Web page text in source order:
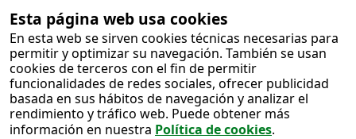
Esta página web usa cookies
En esta web se sirven cookies técnicas necesarias para
permitir y optimizar su navegación. También se usan
cookies de terceros con el fin de permitir
funcionalidades de redes sociales, ofrecer publicidad
basada en sus hábitos de navegación y analizar el
rendimiento y tráfico web. Puede obtener más
información en nuestra Política de cookies.